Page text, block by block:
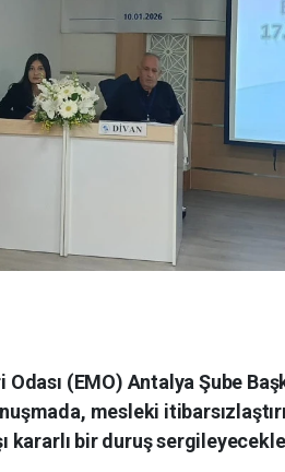
(EMO) Antalya Şube
mesleki
kararlı bir duruş